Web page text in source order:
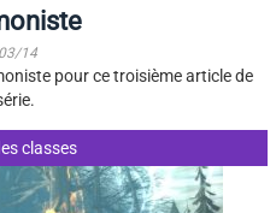
14
pour ce troisième article de
classes